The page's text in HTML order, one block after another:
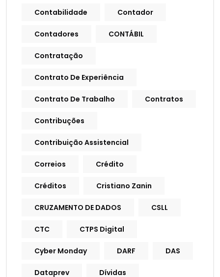
Contabilidade Contador
Contadores CONTÁBIL
Contratação
Contrato De Experiência
Contrato De Trabalho Contratos
Contribuções
Contribuição Assistencial
Correios Crédito
Créditos Cristiano Zanin
CRUZAMENTO DE DADOS CSLL
CTC CTPS Digital
Cyber Monday DARF DAS
Dataprev Dívidas